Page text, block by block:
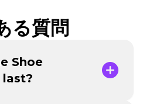
る質問
Shoe